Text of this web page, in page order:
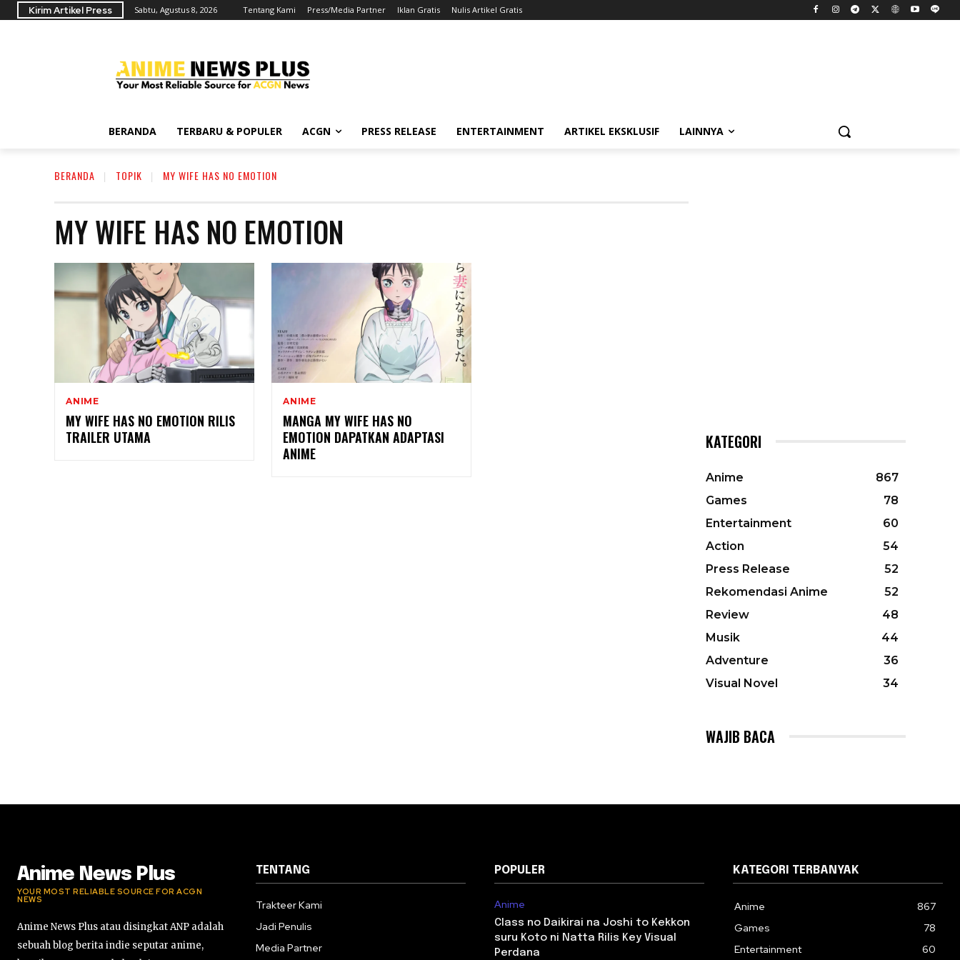
Kirim Artikel Press Sabtu, Agustus 8, 2026 Tentang Kami Press/Media Partner Iklan Gratis Nulis Artikel Gratis
BERANDA TERBARU & POPULER ACGN PRESS RELEASE ENTERTAINMENT ARTIKEL EKSKLUSIF LAINNYA
BERANDA TOPIK MY WIFE HAS NO EMOTION
MY WIFE HAS NO EMOTION
ANIME
MY WIFE HAS NO EMOTION RILIS
TRAILER UTAMA
ANIME
MANGA MY WIFE HAS NO
EMOTION DAPATKAN ADAPTASI
ANIME
KATEGORI
Anime
867
Games
78
Entertainment
60
Action
54
Press Release
52
Rekomendasi Anime
52
Review
48
Musik
44
Adventure
36
Visual Novel
34
WAJIB BACA
Anime News Plus
YOUR MOST RELIABLE SOURCE FOR ACGN
NEWS
Anime News Plus atau disingkat ANP adalah
sebuah blog berita indie seputar anime,
TENTANG
Trakteer Kami
Jadi Penulis
Media Partner
POPULER
Anime
Class no Daikirai na Joshi to Kekkon
suru Koto ni Natta Rilis Key Visual
Perdana
KATEGORI TERBANYAK
Anime
867
Games
78
Entertainment
60